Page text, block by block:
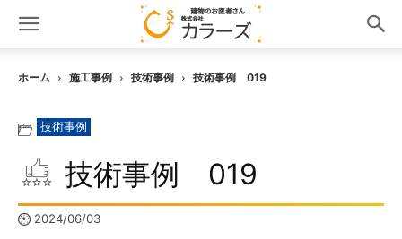
ホーム 施工事例 技術事例 技術事例 019
技術事例
技術事例 019
2024/06/03